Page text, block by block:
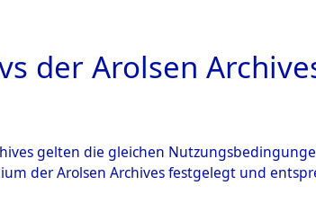
ÜBERSICHT BILD
der Arolsen
gelten die gleichen
der Arolsen Archives festgelegt und